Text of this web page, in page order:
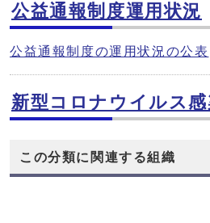
公益通報制度運用状況
公益通報制度の運用状況の公表
新型コロナウイルス
この分類に関連する組織